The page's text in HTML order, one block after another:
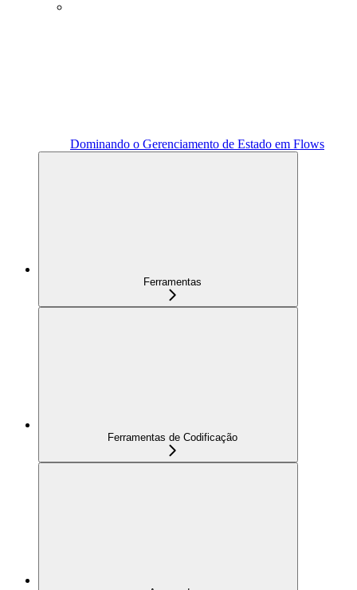
Dominando o Gerenciamento de Estado em Flows
Ferramentas
Ferramentas de Codificação